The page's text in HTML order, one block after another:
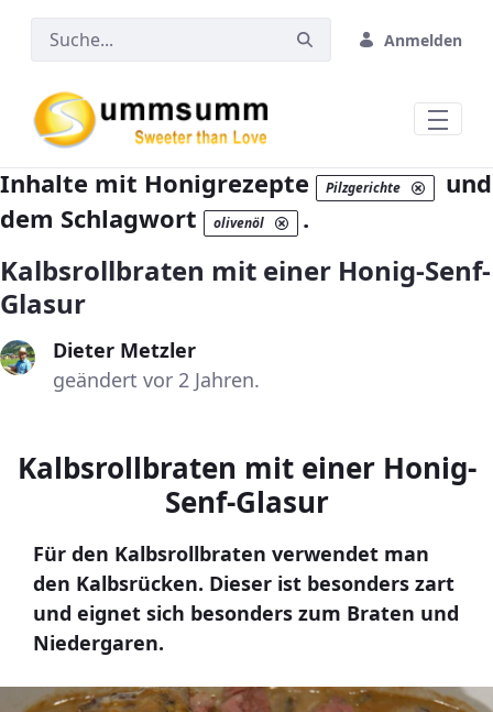
Zum Hauptinhalt springen
Anmelden
Inhalte mit Honigrezepte Pilzgerichte
und
dem Schlagwort
olivenöl .
Kalbsrollbraten mit einer Honig-Senf-
Glasur
Dieter Metzler
geändert vor 2 Jahren.
Kalbsrollbraten mit einer Honig-
Senf-Glasur
Für den Kalbsrollbraten verwendet man
den Kalbsrücken. Dieser ist besonders zart
und eignet sich besonders zum Braten und
Niedergaren.